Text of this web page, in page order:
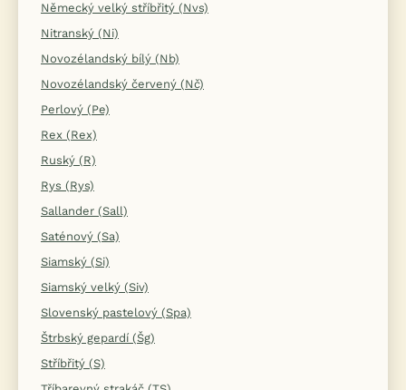
Německý velký stříbřitý (Nvs)
Nitranský (Ni)
Novozélandský bílý (Nb)
Novozélandský červený (Nč)
Perlový (Pe)
Rex (Rex)
Ruský (R)
Rys (Rys)
Sallander (Sall)
Saténový (Sa)
Siamský (Si)
Siamský velký (Siv)
Slovenský pastelový (Spa)
Štrbský gepardí (Šg)
Stříbřitý (S)